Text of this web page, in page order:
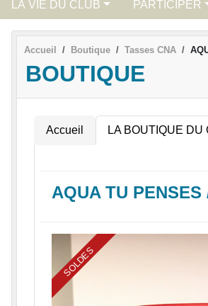
LA VIE DU CLUB PARTICIPER
Accueil Boutique Tasses CNA
BOUTIQUE
Accueil LA BOUTIQUE DU
AQUA TU PENSES
SOLDES